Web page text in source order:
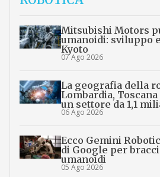
Mitsubishi Motors
umanoidi: sviluppo
Kyoto
07 Ago 2026
La geografia della
Lombardia,
un settore da 1,1
06 Ago 2026
Ecco Gemini
di Google per
umanoidi
05 Ago 2026